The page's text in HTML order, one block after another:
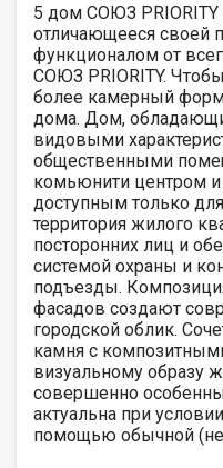
5 дом СОЮЗ PRIORITY
отличающееся своей
функционалом от
СОЮЗ PRIORITY.
более камерный
дома. Дом,
видовыми
общественными
комьюнити центром
доступным только
территория жилого
посторонних лиц и
системой охраны и
подъезды.
фасадов создают
городской облик.
камня с
визуальному образу
совершенно
актуальна при
помощью обычной (не